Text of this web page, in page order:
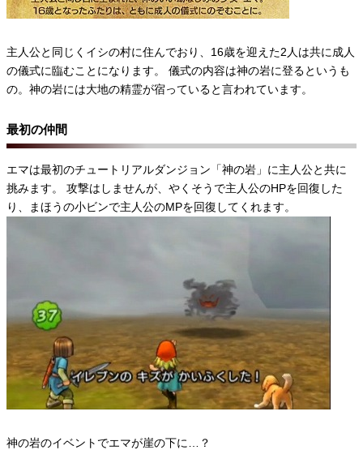
主人公と同じくイシの村に住んでおり、16歳を迎えた2人は共に成人
の儀式に臨むことになります。 儀式の内容は神の岩に登るというも
の。神の岩には大地の精霊が宿っていると言われています。
最初の仲間
エマは最初のチュートリアルダンジョン「神の岩」に主人公と共に
挑みます。 攻撃はしませんが、やくそうで主人公のHPを回復した
り、まほうの小ビンで主人公のMPを回復してくれます。
神の岩のイベントでエマが崖の下に…？